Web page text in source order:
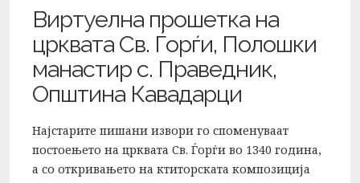
Виртуелна прошетка на
црквата Св. Ѓорѓи, Полошки
манастир с. Праведник,
Општина Кавадарци
Најстарите пишани извори го споменуваат
постоењето на црквата Св. Ѓорѓи во 1340 година,
а со откривањето на ктиторската композиција